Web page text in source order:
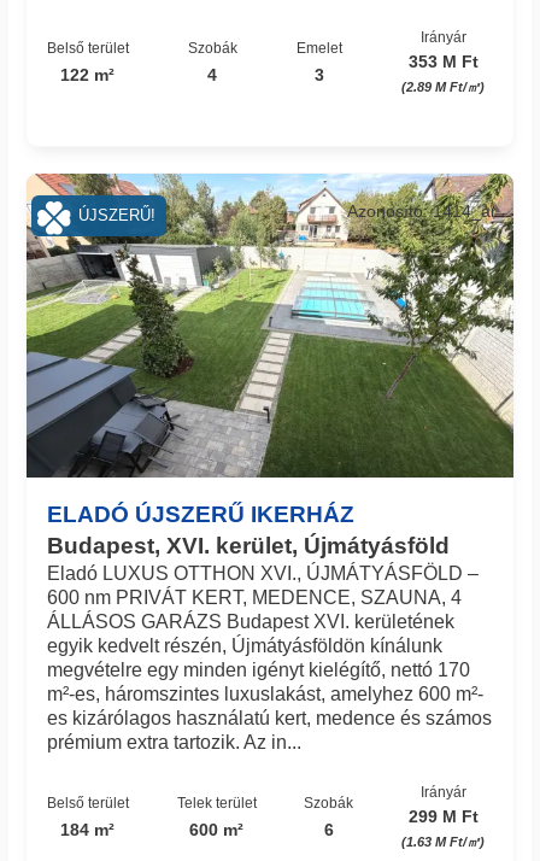
Belső terület
122 m²
Szobák
4
Emelet
3
Irányár
353 M Ft
(2.89 M Ft/㎡)
ELADÓ ÚJSZERŰ IKERHÁZ
Budapest, XVI. kerület, Újmátyásföld
Azonosító: 1414_ar
Eladó LUXUS OTTHON XVI., ÚJMÁTYÁSFÖLD –
600 nm PRIVÁT KERT, MEDENCE, SZAUNA, 4
ÁLLÁSOS GARÁZS Budapest XVI. kerületének
egyik kedvelt részén, Újmátyásföldön kínálunk
megvételre egy minden igényt kielégítő, nettó 170
m²-es, háromszintes luxuslakást, amelyhez 600 m²-
es kizárólagos használatú kert, medence és számos
prémium extra tartozik. Az in...
Belső terület
184 m²
Telek terület
600 m²
Szobák
6
Irányár
299 M Ft
(1.63 M Ft/㎡)
ÚJSZERŰ!